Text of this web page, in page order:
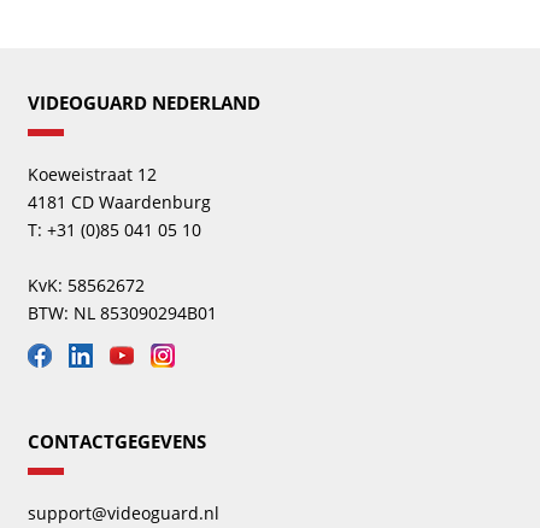
VIDEOGUARD NEDERLAND
Koeweistraat 12
4181 CD Waardenburg
T: +31 (0)85 041 05 10
KvK: 58562672
BTW: NL 853090294B01
CONTACTGEGEVENS
support@videoguard.nl